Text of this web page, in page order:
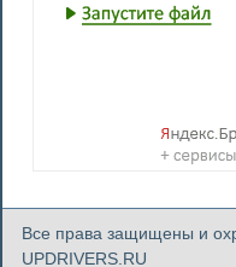
Все права защищены и
UPDRIVERS.RU